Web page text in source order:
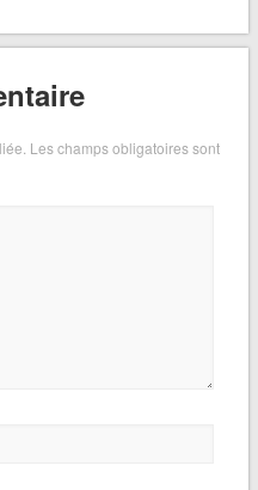
Les champs obligatoires sont